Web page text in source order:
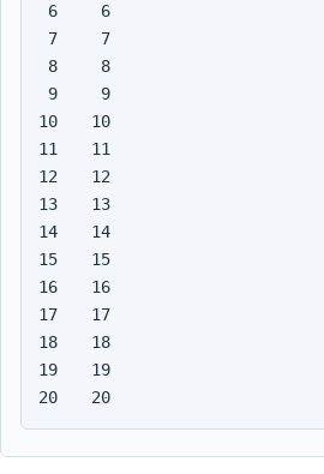
6
7
8
9
10
11
12
13
14
15
16
17
18
19
20
6
7
8
9
10
11
12
13
14
15
16
17
18
19
20